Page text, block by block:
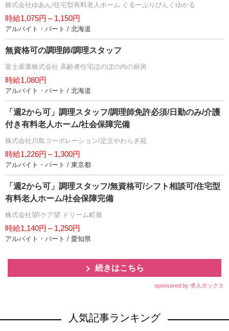
株式会社ゆあん/住宅型有料老人ホーム ぐるーぷりびんぐゆかる
時給1,075円～1,150円
アルバイト・パート / 北海道
無資格可の調理師/調理スタッフ
富士産業株式会社 高齢者住宅ほのぼの内の厨房
時給1,080円
アルバイト・パート / 北海道
「週2から可」調理スタッフ/調理師免許必須/日勤のみ/介護
付き有料老人ホーム/社会保障完備
株式会社川島コーポレーション/足立やわらぎ苑
時給1,226円～1,300円
アルバイト・パート / 東京都
「週2から可」調理スタッフ/無資格可/シフト相談可/住宅型
有料老人ホーム/社会保障完備
株式会社望/ケア望 ドリーム町屋
時給1,140円～1,250円
アルバイト・パート / 愛知県
続きはこちら
sponsored by 求人ボックス
人気記事ランキング